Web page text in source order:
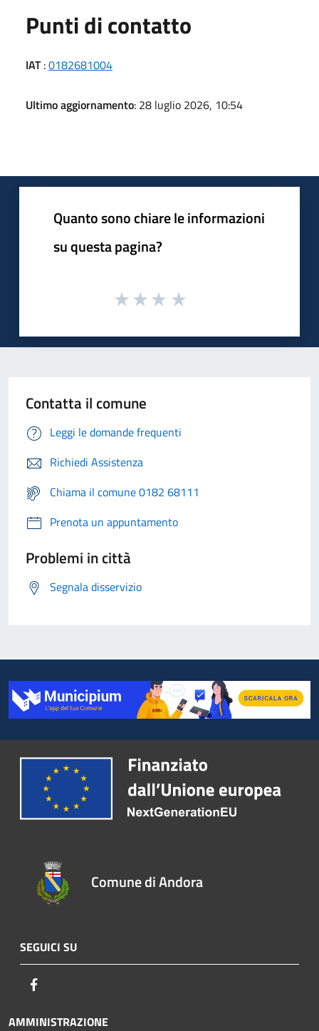
Punti di contatto
IAT:0182681004
Ultimo aggiornamento: 28 luglio 2026, 10:54
Quanto sono chiare le informazioni
su questa pagina?
Contatta il comune
Leggi le domande frequenti
Richiedi Assistenza
Chiama il comune 0182 68111
Prenota un appuntamento
Problemi in città
Segnala disservizio
Comune di Andora
SEGUICI SU
AMMINISTRAZIONE